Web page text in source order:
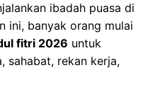
ibadah puasa di
ini, banyak orang mulai
fitri 2026 untuk
sahabat, rekan kerja,